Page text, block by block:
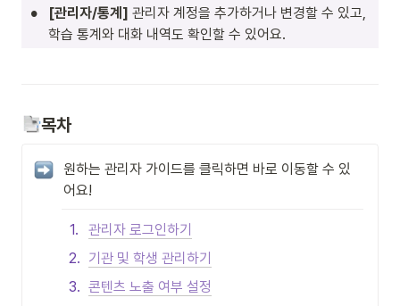
• [관리자/통계] 관리자 계정을 추가하거나 변경할 수 있고,
학습 통계와 대화 내역도 확인할 수 있어요.
목차
원하는 관리자 가이드를 클릭하면 바로 이동할 수 있
어요!
1.
관리자 로그인하기
2. 기관 및 학생 관리하기
3. 콘텐츠 노출 여부 설정